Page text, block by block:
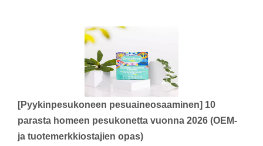
[Pyykinpesukoneen pesuaineosaaminen] 10
parasta homeen pesukonetta vuonna 2026 (OEM-
ja tuotemerkkiostajien opas)